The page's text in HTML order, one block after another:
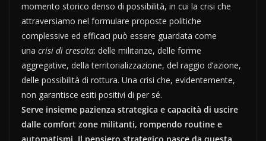
momento storico denso di possibilità, in cui la crisi che
attraversiamo nel formulare proposte politiche
complessive ed efficaci può essere guardata come
una crisi di crescita: delle militanze, delle forme
aggregative, della territorializzazione, del raggio d’azione,
delle possibilità di rottura. Una crisi che, evidentemente,
non garantisce esiti positivi di per sé.
Serve insieme pazienza strategica e capacità di uscire
dalle comfort zone militanti, rompendo routine e